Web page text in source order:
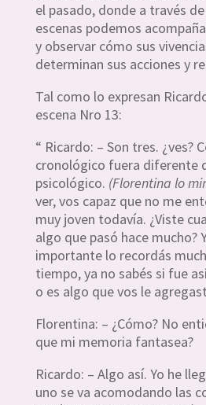
el pasado, donde a través
escenas podemos
y observar cómo sus
determinan sus acciones y
Tal como lo expresan
escena Nro 13:
“ Ricardo: – Son tres. ¿ves?
cronológico fuera diferente
psicológico. (Florentina lo
ver, vos capaz que no me
muy joven todavía. ¿Viste
algo que pasó hace mucho?
importante lo recordás
tiempo, ya no sabés si fue
o es algo que vos le
Florentina: – ¿Cómo? No
que mi memoria fantasea?
Ricardo: – Algo así. Yo he
uno se va acomodando las